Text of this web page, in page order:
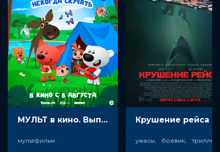
МУЛЬТ в кино. Выпуск №198. Некогда скучать (0+)
мультфильм ужасы, боевик, триллер